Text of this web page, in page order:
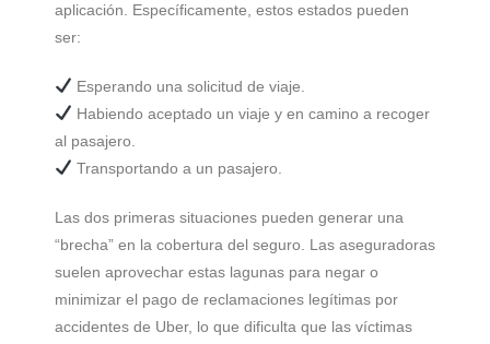
aplicación. Específicamente, estos estados pueden
ser:
Esperando una solicitud de viaje.
Habiendo aceptado un viaje y en camino a recoger
al pasajero.
Transportando a un pasajero.
Las dos primeras situaciones pueden generar una
“brecha” en la cobertura del seguro. Las aseguradoras
suelen aprovechar estas lagunas para negar o
minimizar el pago de reclamaciones legítimas por
accidentes de Uber, lo que dificulta que las víctimas